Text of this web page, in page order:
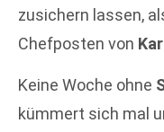
zusichern lassen,
Chefposten von
Keine Woche ohne
kümmert sich mal